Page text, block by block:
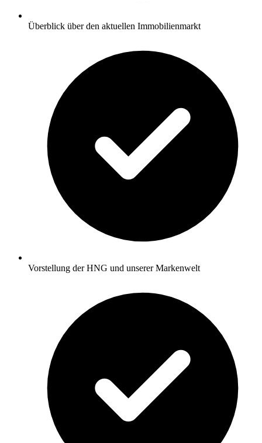
Überblick über den aktuellen Immobilienmarkt
Vorstellung der HNG und unserer Markenwelt